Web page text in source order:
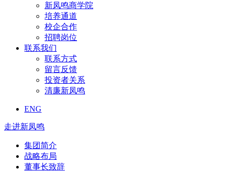
新凤鸣商学院
培养通道
校企合作
招聘岗位
联系我们
联系方式
留言反馈
投资者关系
清廉新凤鸣
ENG
走进新凤鸣
集团简介
战略布局
董事长致辞